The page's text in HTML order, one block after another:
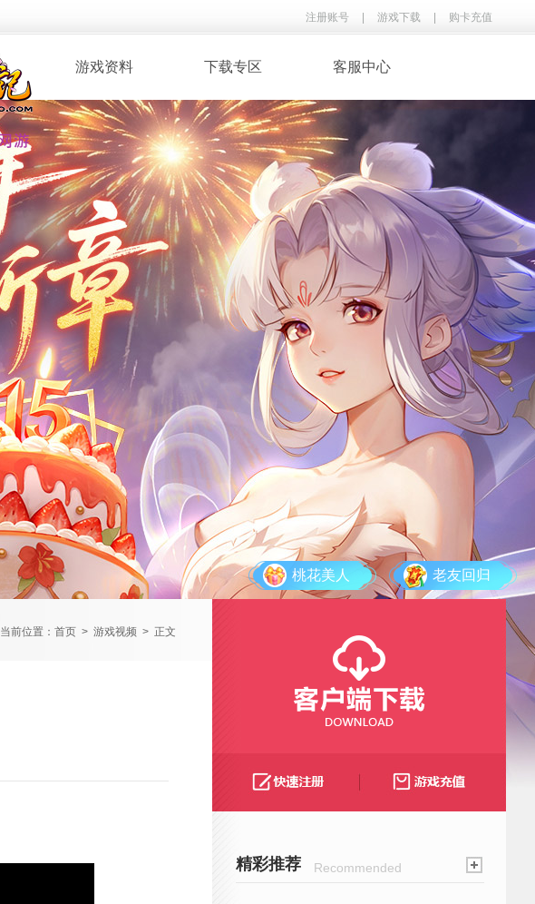
注册账号 游戏下载 购卡充值
客服中心
下载专区
游戏资料
· 录像下载
· 游戏音乐
· 玩家翻唱
· 新手指南
· 资料攻略
· 召唤兽图鉴
老友回归
桃花美人
当前位置： 首页 > 游戏视频 > 正文
精彩推荐 Recommended